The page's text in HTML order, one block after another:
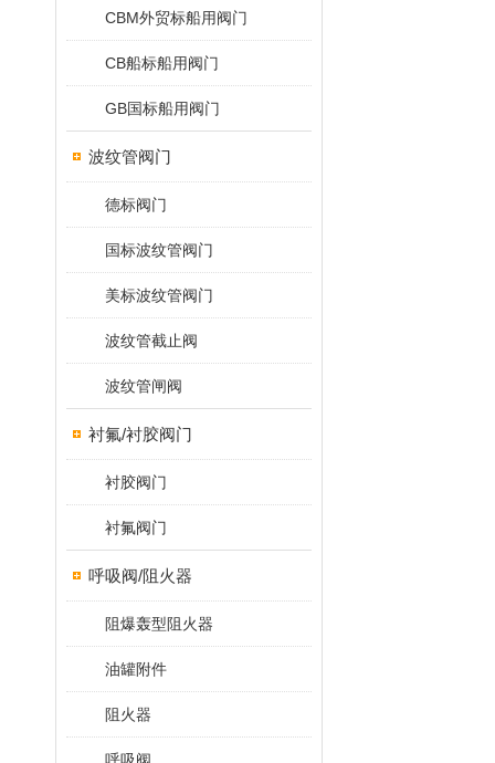
CBM外贸标船用阀门
CB船标船用阀门
GB国标船用阀门
波纹管阀门
德标阀门
国标波纹管阀门
美标波纹管阀门
波纹管截止阀
波纹管闸阀
衬氟/衬胶阀门
衬胶阀门
衬氟阀门
呼吸阀/阻火器
阻爆轰型阻火器
油罐附件
阻火器